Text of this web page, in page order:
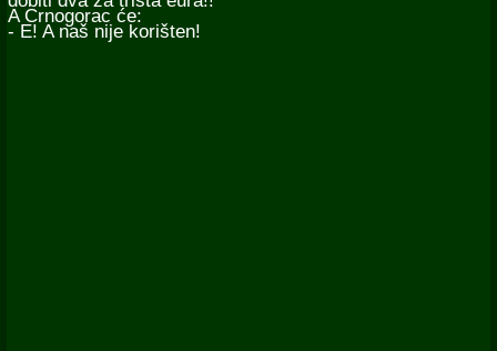
A Crnogorac će:
- E! A naš nije korišten!